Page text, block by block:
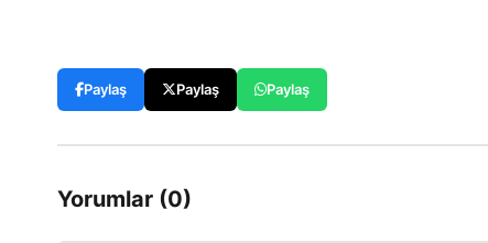
Paylaş Paylaş Paylaş
Yorumlar (0)